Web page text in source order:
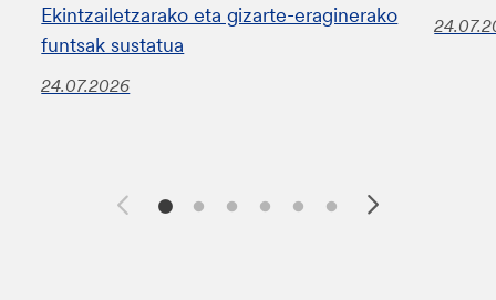
Ekintzailetzarako eta gizarte-eraginerako
funtsak sustatua
24.07.2026